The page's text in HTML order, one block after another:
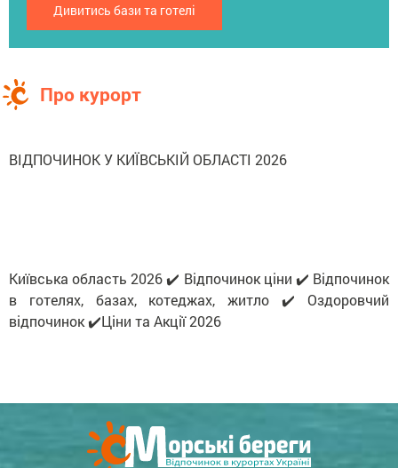
Дивитись бази та готелі
Про курорт
ВІДПОЧИНОК У КИЇВСЬКІЙ ОБЛАСТІ 2026
Київська область 2026 ✔️ Відпочинок ціни ✔️ Відпочинок
в готелях, базах, котеджах, житло ✔️ Оздоровчий
відпочинок ✔️Ціни та Акції 2026